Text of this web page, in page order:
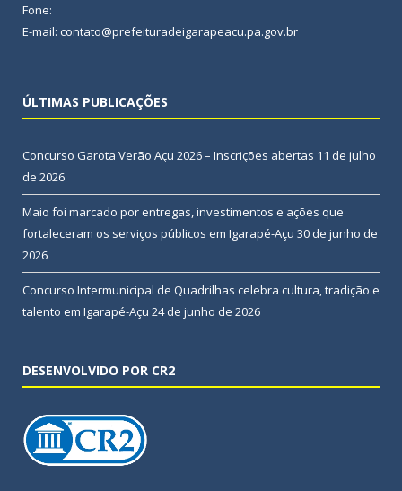
Fone:
E-mail: contato@prefeituradeigarapeacu.pa.gov.br
ÚLTIMAS PUBLICAÇÕES
Concurso Garota Verão Açu 2026 – Inscrições abertas 11 de julho
de 2026
Maio foi marcado por entregas, investimentos e ações que
fortaleceram os serviços públicos em Igarapé-Açu 30 de junho de
2026
Concurso Intermunicipal de Quadrilhas celebra cultura, tradição e
talento em Igarapé-Açu 24 de junho de 2026
DESENVOLVIDO POR CR2